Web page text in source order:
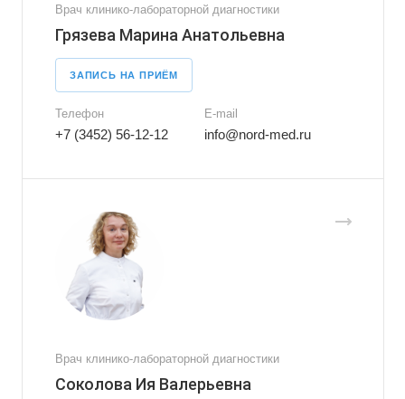
Врач клинико-лабораторной диагностики
Грязева Марина Анатольевна
ЗАПИСЬ НА ПРИЁМ
Телефон
+7 (3452) 56-12-12
E-mail
info@nord-med.ru
Врач клинико-лабораторной диагностики
Соколова Ия Валерьевна